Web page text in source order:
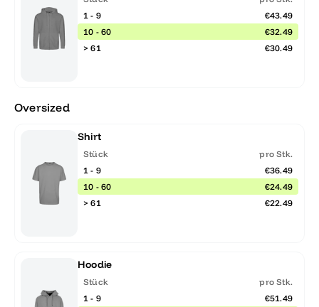
1 - 9
€43.49
10 - 60
€32.49
> 61
€30.49
Oversized
Shirt
Stück
pro Stk.
1 - 9
€36.49
10 - 60
€24.49
> 61
€22.49
Hoodie
Stück
pro Stk.
1 - 9
€51.49